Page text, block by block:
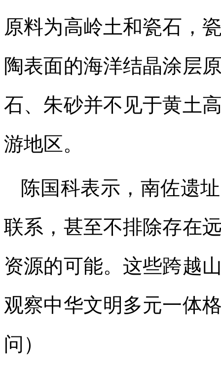
原料为高岭土和瓷石，
陶表面的海洋结晶涂层
石、朱砂并不见于黄土
游地区。
陈国科表示，南佐遗
联系，甚至不排除存在
资源的可能。这些跨越
观察中华文明多元一体
问）